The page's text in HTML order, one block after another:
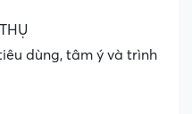
dùng, tâm ý và trình